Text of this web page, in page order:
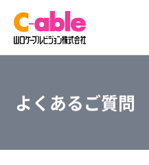
よくあるご質問
ご加入案内